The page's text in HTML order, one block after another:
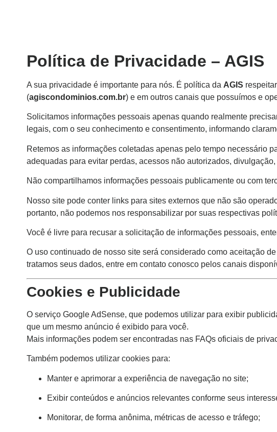
Política de Privacidade – AGIS
A sua privacidade é importante para nós. É política da AGIS
(agiscondominios.com.br) e em outros canais que possuímos e
Solicitamos informações pessoais apenas quando realmente
legais, com o seu conhecimento e consentimento, informando
Retemos as informações coletadas apenas pelo tempo necessário
adequadas para evitar perdas, acessos não autorizados,
Não compartilhamos informações pessoais publicamente ou com
Nosso site pode conter links para sites externos que não são
portanto, não podemos nos responsabilizar por suas respectivas
Você é livre para recusar a solicitação de informações pessoais,
O uso continuado de nosso site será considerado como aceitação
tratamos seus dados, entre em contato conosco pelos canais
Cookies e Publicidade
O serviço Google AdSense, que podemos utilizar para exibir
que um mesmo anúncio é exibido para você.
Mais informações podem ser encontradas nas FAQs oficiais de
Também podemos utilizar cookies para:
Manter e aprimorar a experiência de navegação no site;
Exibir conteúdos e anúncios relevantes conforme seus
Monitorar, de forma anônima, métricas de acesso e tráfego;